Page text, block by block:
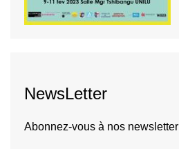
NewsLetter
Abonnez-vous à nos newsletter